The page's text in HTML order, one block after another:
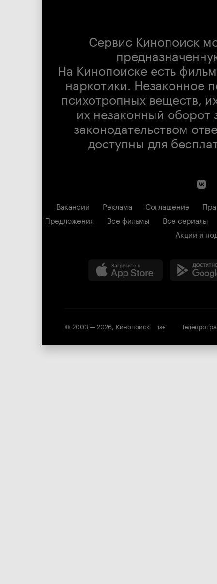
Сервис Кинопоиск
На Кинопоиске есть
наркотики. Незаконное
психотропных веществ,
их незаконный оборот
законодательством
доступны для
Вакансии Реклама Соглашение
Предложения
Все фильмы
Все сериалы
Акции и
© 2003 — 2026, Кинопоиск 18+